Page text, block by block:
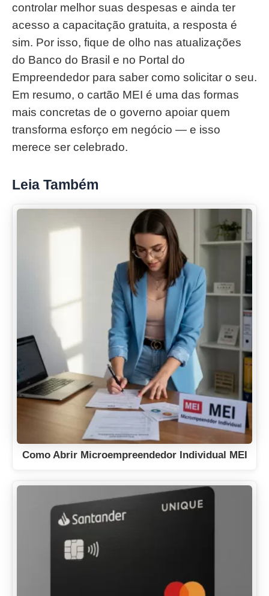
controlar melhor suas despesas e ainda ter
acesso a capacitação gratuita, a resposta é
sim. Por isso, fique de olho nas atualizações
do Banco do Brasil e no Portal do
Empreendedor para saber como solicitar o seu.
Em resumo, o cartão MEI é uma das formas
mais concretas de o governo apoiar quem
transforma esforço em negócio — e isso
merece ser celebrado.
Leia Também
Como Abrir Microempreendedor Individual MEI